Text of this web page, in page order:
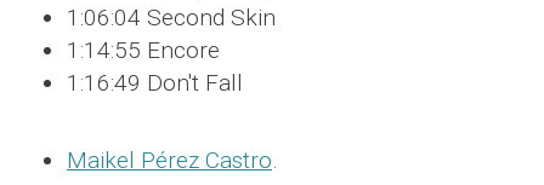
1:06:04 Second Skin
1:14:55 Encore
1:16:49 Don't Fall
Maikel Pérez Castro.